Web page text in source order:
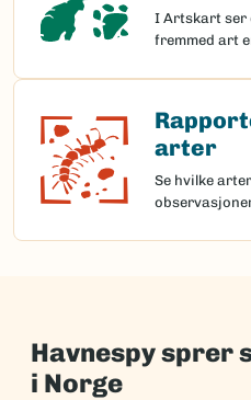
I Artskart ser
fremmed art
arter
Se hvilke
Rapporter
Havnespy sprer
i Norge